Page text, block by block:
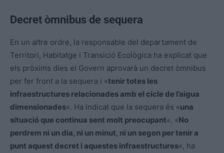
Decret òmnibus de sequera
En un altre ordre, la responsable del departament de
Territori, Habitatge i Transició Ecològica ha explicat que
els pròxims dies el Govern aprovarà un decret òmnibus
per fer front a la sequera i «tenir totes les
infraestructures relacionades amb el cicle de l’aigua
dimensionades«. Ha indicat que la sequera és «una
situació que continua sent molt preocupant«. «No
perdrem ni un dia, ni un minut, ni un segon per tenir a
punt aquest decret i aquestes infraestructures«, ha